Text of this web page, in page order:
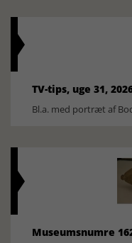
TV-tips, uge 31,
Bl.a. med portræt af
Museumsnumre